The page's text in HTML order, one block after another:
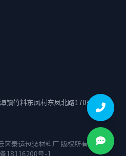
镇竹料东凤村东凤北路170号
区泰运包装材料厂 版权所有
18116200号-1